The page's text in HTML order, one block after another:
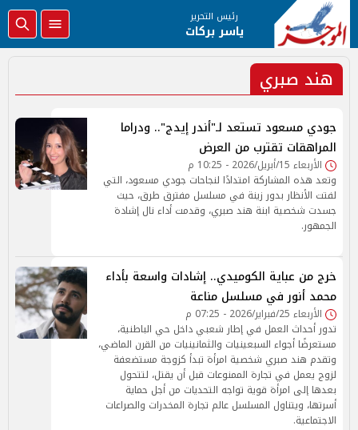
رئيس التحرير
ياسر بركات
هند صبري
جودي مسعود تستعد لـ"أندر إيدج".. ودراما
المراهقات تقترب من العرض
الأربعاء 15/أبريل/2026 - 10:25 م
وتعد هذه المشاركة امتدادًا لنجاحات جودي مسعود، التي
لفتت الأنظار بدور زينة في مسلسل مفترق طرق، حيث
جسدت شخصية ابنة هند صبري، وقدمت أداء نال إشادة
الجمهور.
خرج من عباية الكوميدي.. إشادات واسعة بأداء
محمد أنور في مسلسل مناعة
الأربعاء 25/فبراير/2026 - 07:25 م
تدور أحداث العمل في إطار شعبي داخل حي الباطنية،
مستعرضًا أجواء السبعينيات والثمانينيات من القرن الماضي،
وتقدم هند صبري شخصية امرأة تبدأ كزوجة مستضعفة
لزوج يعمل في تجارة الممنوعات قبل أن يقتل، لتتحول
بعدها إلى امرأة قوية تواجه التحديات من أجل حماية
أسرتها، ويتناول المسلسل عالم تجارة المخدرات والصراعات
الاجتماعية.